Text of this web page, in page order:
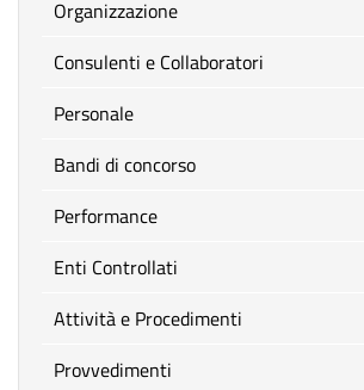
Organizzazione
Consulenti e Collaboratori
Personale
Bandi di concorso
Performance
Enti Controllati
Attività e Procedimenti
Provvedimenti